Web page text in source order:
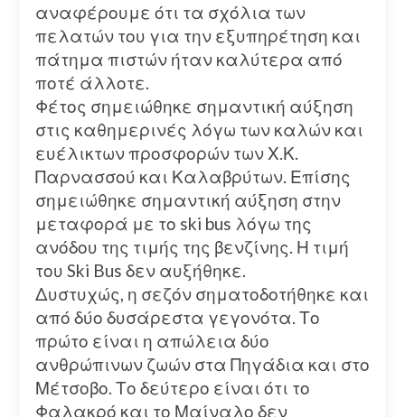
αναφέρουμε ότι τα σχόλια των
πελατών του για την εξυπηρέτηση και
πάτημα πιστών ήταν καλύτερα από
ποτέ άλλοτε.
Φέτος σημειώθηκε σημαντική αύξηση
στις καθημερινές λόγω των καλών και
ευέλικτων προσφορών των Χ.Κ.
Παρνασσού και Καλαβρύτων. Επίσης
σημειώθηκε σημαντική αύξηση στην
μεταφορά με το ski bus λόγω της
ανόδου της τιμής της βενζίνης. Η τιμή
του Ski Bus δεν αυξήθηκε.
Δυστυχώς, η σεζόν σηματοδοτήθηκε και
από δύο δυσάρεστα γεγονότα. Το
πρώτο είναι η απώλεια δύο
ανθρώπινων ζωών στα Πηγάδια και στο
Μέτσοβο. Το δεύτερο είναι ότι το
Φαλακρό και το Μαίναλο δεν